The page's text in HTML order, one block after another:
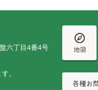
六丁目4番4号
。